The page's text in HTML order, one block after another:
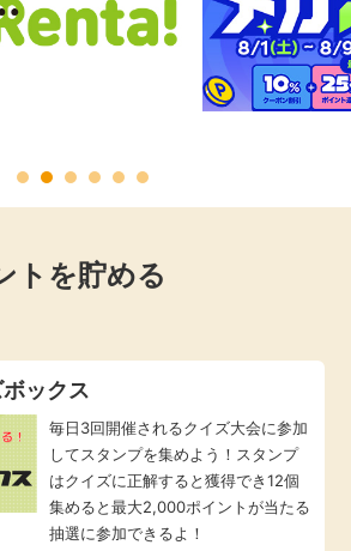
方
費
トを貯める
ックス
毎日3回開催されるクイズ大会に参加
してスタンプを集めよう！スタンプ
はクイズに正解すると獲得でき12個
集めると最大2,000ポイントが当たる
抽選に参加できるよ！